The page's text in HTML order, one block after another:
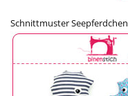
Schnittmuster Seepferdchen